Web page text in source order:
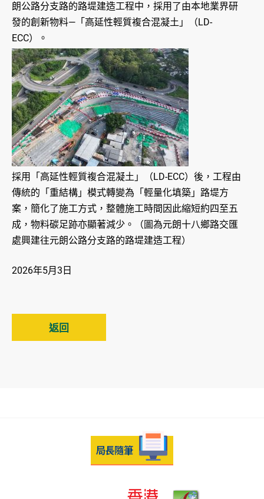
朗公路分支路的路堤建造工程中，採用了由本地業界研
發的創新物料—「高延性輕質複合混凝土」（LD-
ECC）。
採用「高延性輕質複合混凝土」（LD-ECC）後，工程由
傳統的「重結構」模式轉變為「輕量化填築」路堤方
案，簡化了施工方式，整體施工時間因此縮短約四至五
成，物料碳足跡亦顯著減少。（圖為元朗十八鄉路交匯
處興建往元朗公路分支路的路堤建造工程）
2026年5月3日
返回